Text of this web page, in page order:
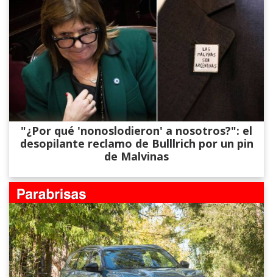
"¿Por qué 'nonoslodieron' a nosotros?": el
desopilante reclamo de Bulllrich por un pin
de Malvinas